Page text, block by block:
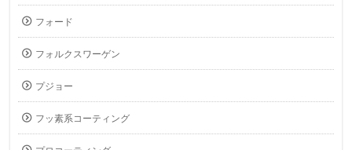
フォード
フォルクスワーゲン
プジョー
フッ素系コーティング